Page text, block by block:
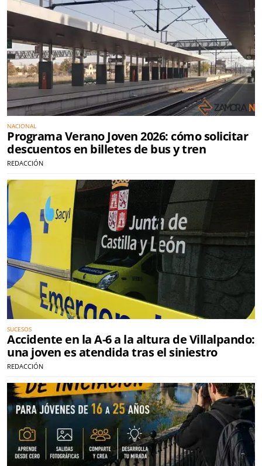
NACIONAL
Programa Verano Joven 2026: cómo solicitar
descuentos en billetes de bus y tren
REDACCIÓN
SUCESOS
Accidente en la A-6 a la altura de Villalpando:
una joven es atendida tras el siniestro
REDACCIÓN